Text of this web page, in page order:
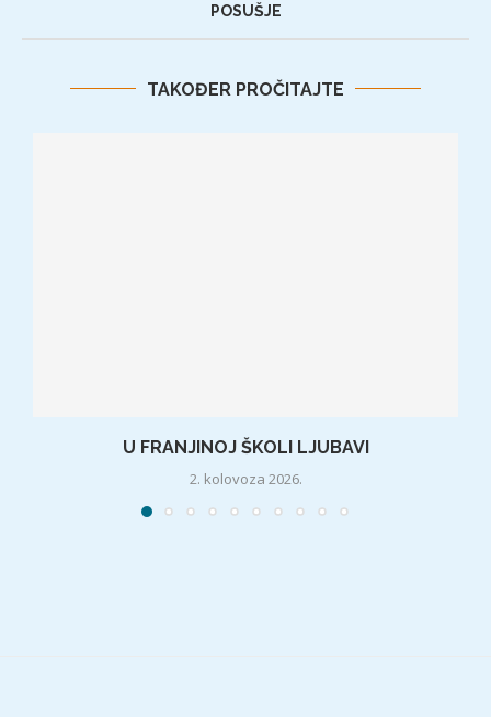
POSUŠJE
TAKOĐER PROČITAJTE
U FRANJINOJ ŠKOLI LJUBAVI
2. kolovoza 2026.